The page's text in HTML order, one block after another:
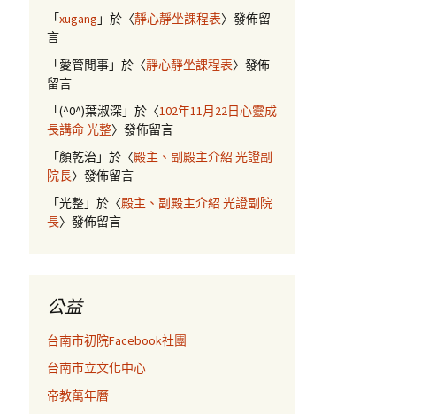
「xugang 」於〈靜心靜坐課程表〉發佈留
言
「愛管閒事」於〈靜心靜坐課程表〉發佈
留言
「(^0^)葉淑深」於〈102年11月22日心靈成
長講命 光整〉發佈留言
「顏乾治 」於〈殿主、副殿主介紹 光證副
院長〉發佈留言
「光整」於〈殿主、副殿主介紹 光證副院
長〉發佈留言
公益
台南市初院Facebook社團
台南市立文化中心
帝教萬年曆